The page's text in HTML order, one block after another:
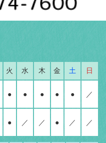
火 水 木 金 土 日
● ● ● ● ● ／
● ／ ／ ● ／ ／